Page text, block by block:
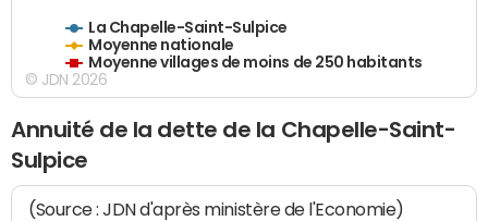
La Chapelle-Saint-Sulpice
Moyenne nationale
Moyenne villages de moins de 250 habitants
© JDN 2026
Annuité de la dette de la Chapelle-Saint-
Sulpice
(Source : JDN d'après ministère de l'Economie)